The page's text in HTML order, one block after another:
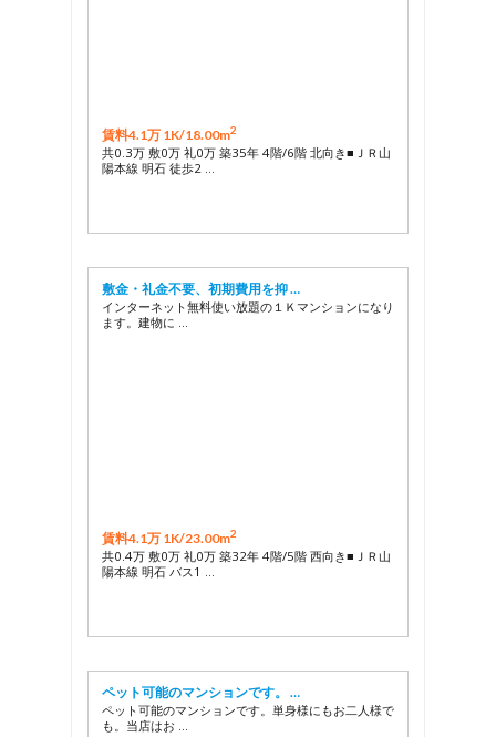
賃料4.1万 1K/18.00m2
共0.3万 敷0万 礼0万 築35年 4階/6階 北向き■ＪＲ山
陽本線 明石 徒歩2 …
敷金・礼金不要、初期費用を抑 …
インターネット無料使い放題の１Ｋマンションになり
ます。建物に …
賃料4.1万 1K/23.00m2
共0.4万 敷0万 礼0万 築32年 4階/5階 西向き■ＪＲ山
陽本線 明石 バス1 …
ペット可能のマンションです。 …
ペット可能のマンションです。単身様にもお二人様で
も。当店はお …